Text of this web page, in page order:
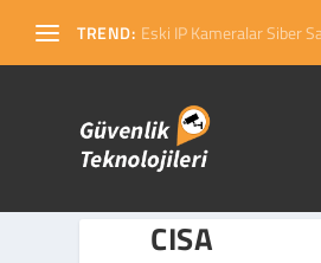
TREND: Eski IP Kameralar Siber
CISA